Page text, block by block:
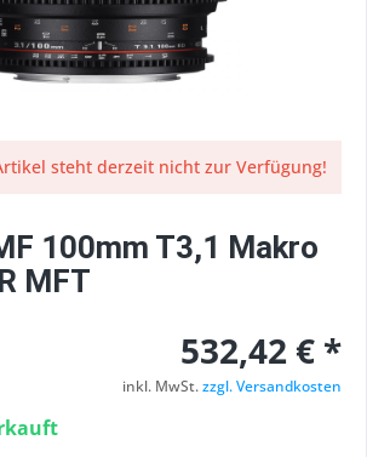
steht derzeit nicht zur Verfügung!
100mm T3,1 Makro
MFT
532,42 € *
inkl. MwSt.zzgl. Versandkosten